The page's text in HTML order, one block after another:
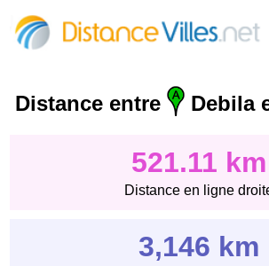
Distance entre Debila
521.11 km
Distance en ligne
3,146 km